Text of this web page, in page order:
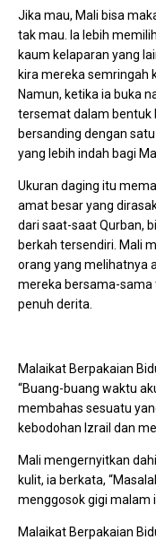
Jika mau, Mali bisa
tak mau. Ia lebih
kaum kelaparan yang
kira mereka semringah
Namun, ketika ia buka
tersemat dalam bentuk
bersanding dengan
yang lebih indah bagi
Ukuran daging itu
amat besar yang
dari saat-saat Qurban,
berkah tersendiri. Mali
orang yang melihatnya
mereka bersama-sama
penuh derita.
Malaikat Berpakaian
“Buang-buang waktu
membahas sesuatu
kebodohan Izrail dan
Mali mengernyitkan
kulit, ia berkata,
menggosok gigi malam
Malaikat Berpakaian